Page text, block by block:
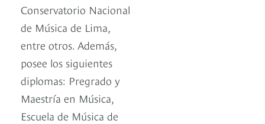
Conservatorio Nacional
de Música de Lima,
entre otros. Además,
posee los siguientes
diplomas: Pregrado y
Maestría en Música,
Escuela de Música de